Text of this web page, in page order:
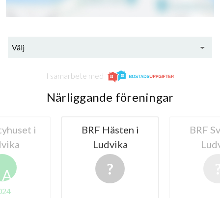
Välj
I samarbete med
Närliggande föreningar
i
A
BRF Hästen i
Ludvika
BRF